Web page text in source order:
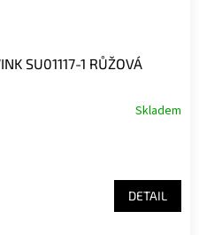
SU01117-1 RŮŽOVÁ
Skladem
DETAIL